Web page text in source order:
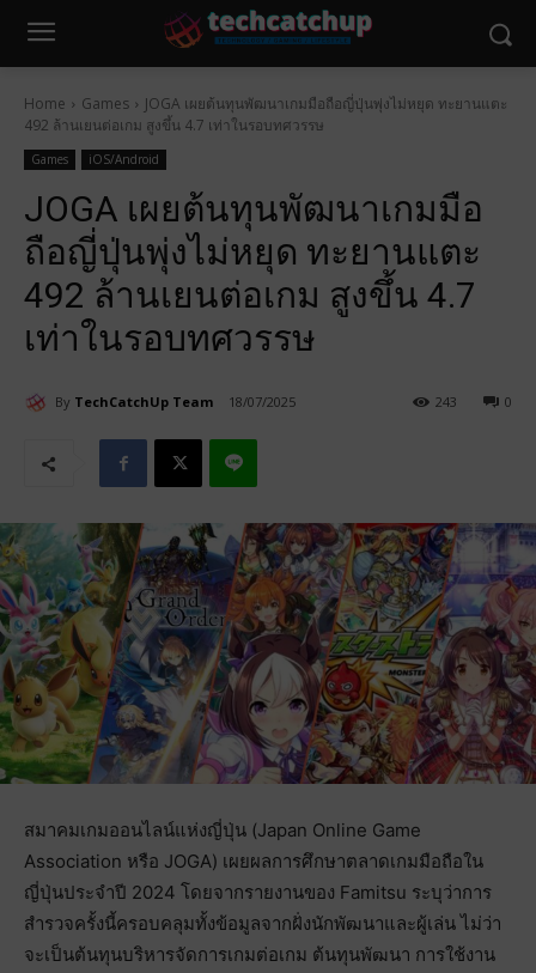
Home Games
JOGA เผยต้นทุนพัฒนาเกมมือถือญี่ปุ่นพุ่งไม่หยุด ทะยานแตะ
492 ล้านเยนต่อเกม สูงขึ้น 4.7 เท่าในรอบทศวรรษ
Games iOS/Android
JOGA เผยต้นทุนพัฒนาเกมมือ
ถือญี่ปุ่นพุ่งไม่หยุด ทะยานแตะ
492 ล้านเยนต่อเกม สูงขึ้น 4.7
เท่าในรอบทศวรรษ
By TechCatchUp Team 18/07/2025 0
243
สมาคมเกมออนไลน์แห่งญี่ปุ่น (Japan Online Game
Association หรือ JOGA) เผยผลการศึกษาตลาดเกมมือถือใน
ญี่ปุ่นประจำปี 2024 โดยจากรายงานของ Famitsu ระบุว่าการ
สำรวจครั้งนี้ครอบคลุมทั้งข้อมูลจากฝั่งนักพัฒนาและผู้เล่น ไม่ว่า
จะเป็นต้นทุนบริหารจัดการเกมต่อเกม ต้นทุนพัฒนา การใช้งาน